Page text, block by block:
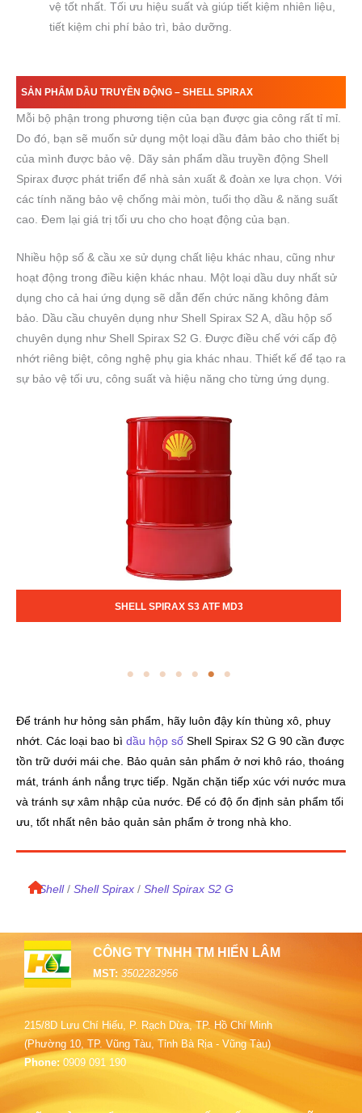
vệ tốt nhất. Tối ưu hiệu suất và giúp tiết kiệm nhiên liệu,
tiết kiệm chi phí bảo trì, bảo dưỡng.
SẢN PHẨM DẦU TRUYỀN ĐỘNG – SHELL SPIRAX
Mỗi bộ phận trong phương tiện của bạn được gia công rất tỉ mỉ.
Do đó, bạn sẽ muốn sử dụng một loại dầu đảm bảo cho thiết bị
của mình được bảo vệ. Dãy sản phẩm dầu truyền động Shell
Spirax được phát triển để nhà sản xuất & đoàn xe lựa chọn. Với
các tính năng bảo vệ chống mài mòn, tuổi thọ dầu & năng suất
cao. Đem lại giá trị tối ưu cho cho hoạt động của bạn.
Nhiều hộp số & cầu xe sử dụng chất liệu khác nhau, cũng như
hoạt động trong điều kiện khác nhau. Một loại dầu duy nhất sử
dụng cho cả hai ứng dụng sẽ dẫn đến chức năng không đảm
bảo. Dầu cầu chuyên dụng như Shell Spirax S2 A, dầu hộp số
chuyên dụng như Shell Spirax S2 G. Được điều chế với cấp độ
nhớt riêng biệt, công nghệ phụ gia khác nhau. Thiết kế để tạo ra
sự bảo vệ tối ưu, công suất và hiệu năng cho từng ứng dụng.
SHELL SPIRAX S3 ATF MD3
Để tránh hư hỏng sản phẩm, hãy luôn đậy kín thùng xô, phuy
nhớt. Các loại bao bì dầu hộp số Shell Spirax S2 G 90 cần được
tồn trữ dưới mái che. Bảo quản sản phẩm ở nơi khô ráo, thoáng
mát, tránh ánh nắng trực tiếp. Ngăn chặn tiếp xúc với nước mưa
và tránh sự xâm nhập của nước. Để có độ ổn định sản phẩm tối
ưu, tốt nhất nên bảo quản sản phẩm ở trong nhà kho.
/ Shell / Shell Spirax / Shell Spirax S2 G
CÔNG TY TNHH TM HIỂN LÂM
MST: 3502282956
215/8D Lưu Chí Hiếu, P. Rạch Dừa, TP. Hồ Chí Minh
(Phường 10, TP. Vũng Tàu, Tỉnh Bà Rịa - Vũng Tàu)
Phone: 0909 091 190